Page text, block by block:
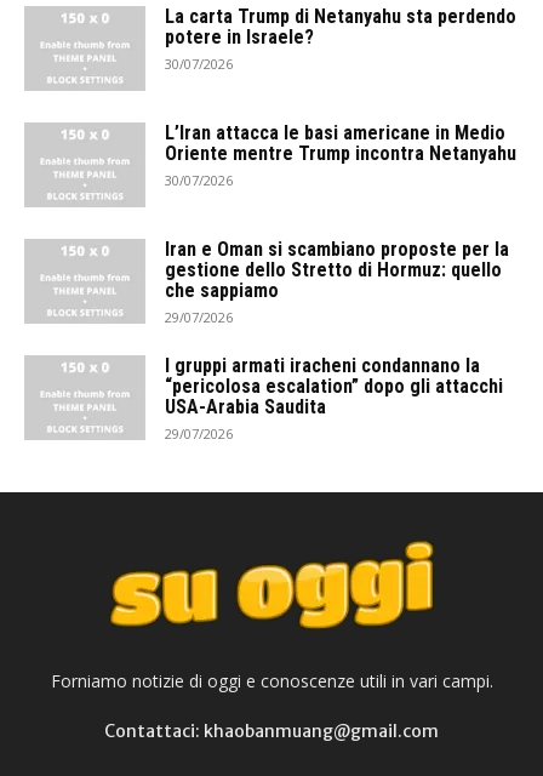
La carta Trump di Netanyahu sta perdendo
potere in Israele?
30/07/2026
L’Iran attacca le basi americane in Medio
Oriente mentre Trump incontra Netanyahu
30/07/2026
Iran e Oman si scambiano proposte per la
gestione dello Stretto di Hormuz: quello
che sappiamo
29/07/2026
I gruppi armati iracheni condannano la
“pericolosa escalation” dopo gli attacchi
USA-Arabia Saudita
29/07/2026
Forniamo notizie di oggi e conoscenze utili in vari campi.
Contattaci: khaobanmuang@gmail.com